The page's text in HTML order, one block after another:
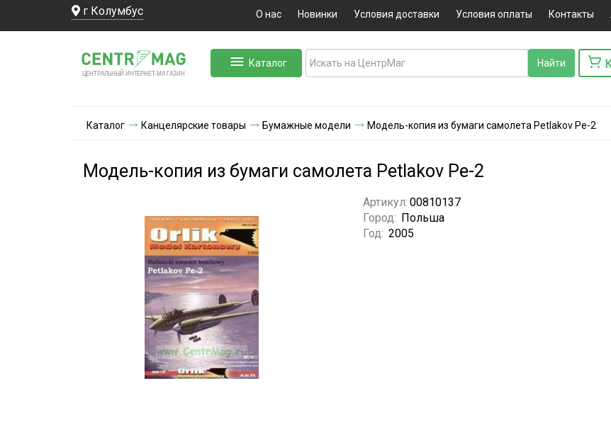
г Колумбус О нас Новинки Условия доставки Условия оплаты Контакты
ЦЕНТРАЛЬНЫЙ ИНТЕРНЕТ-МА ГАЗИН
Каталог
Каталог Канцелярские товары Бумажные модели Модель-копия из бумаги самолета Petlakov Pe-2
Модель-копия из бумаги самолета Petlakov Pe-2
Артикул: 00810137
Город: Польша
Год: 2005